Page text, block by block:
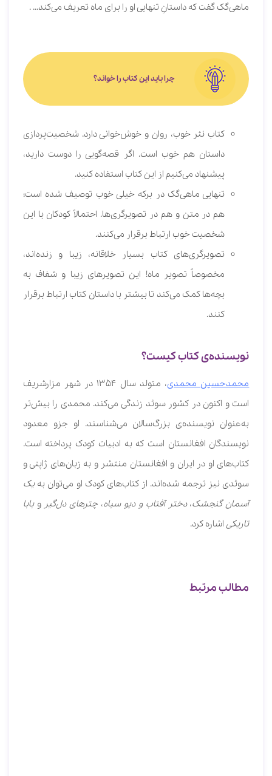
ماهی‌گک گفت که داستانِ تنهایی او را برای ماه تعریف می‌کند… .
چرا باید این کتاب را خواند؟
کتاب نثر خوب، روان و خوش‌خوانی دارد. شخصیت‌پردازی
داستان هم خوب است. ‌اگر قصه‌گویی را دوست دارید،
پیشنهاد می‌کنیم از این کتاب استفاده کنید.
تنهایی ماهی‌گک در برکه خیلی خوب توصیف شده است؛
هم در متن و هم در تصویرگری‌ها. احتمالاً کودکان با این
شخصیت خوب ارتباط برقرار می‌کنند.
تصویرگری‌های کتاب بسیار خلاقانه، زیبا و زنده‌اند،
مخصوصاً تصویر ماه! این تصویرهای زیبا و شفاف به
بچه‌ها کمک می‌کند تا بیشتر با داستان کتاب ارتباط برقرار
کنند.
نویسنده‌ی کتاب کیست؟
محمدحسین محمدی
، متولد سال 1354 در شهر مزارشریف
است و اکنون در کشور سوئد زندگی می‌کند. محمدی را بیش‌تر
به‌عنوان نویسنده‌ی بزرگ‌سالان می‌شناسند. او جزو معدود
نویسندگان افغانستان است که به ادبیات کودک پرداخته است.
کتاب‌های او در ایران و افغانستان منتشر و به زبان‌های ژاپنی و
سوئدی نیز ترجمه شده‌اند. از کتاب‌های کودک او می‌توان بهیک
آسمان گنجشک،دختر آفتاب و دیو سیاه، چترهای دل‌گیر وبابا
تاریکیاشاره کرد.
مطالب مرتبط